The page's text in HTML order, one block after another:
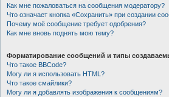
Как мне пожаловаться на сообщения модератору?
Что означает кнопка «Сохранить» при создании
Почему моё сообщение требует одобрения?
Как мне вновь поднять мою тему?
Форматирование сообщений и типы
Что такое BBCode?
Могу ли я использовать HTML?
Что такое смайлики?
Могу ли я добавлять изображения к сообщениям?